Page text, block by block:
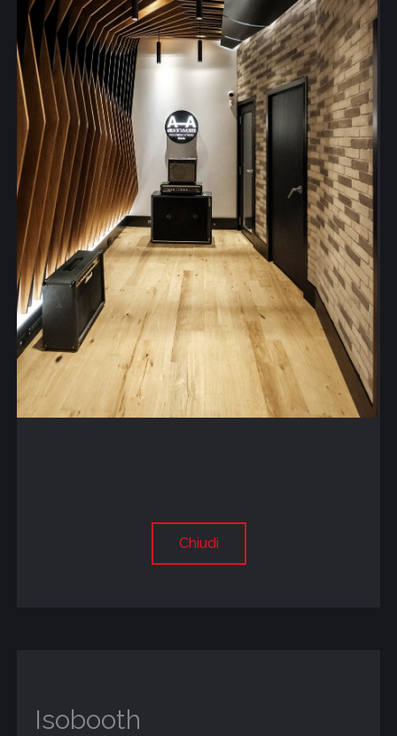
Chiudi
Isobooth